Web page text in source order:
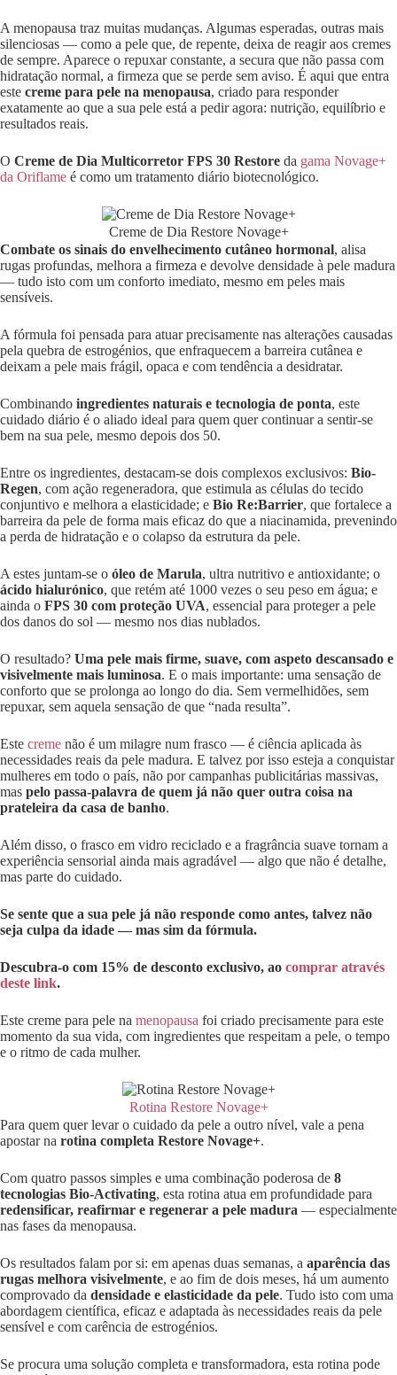
A menopausa traz muitas mudanças. Algumas esperadas, outras mais
silenciosas — como a pele que, de repente, deixa de reagir aos cremes
de sempre. Aparece o repuxar constante, a secura que não passa com
hidratação normal, a firmeza que se perde sem aviso. É aqui que entra
este creme para pele na menopausa, criado para responder
exatamente ao que a sua pele está a pedir agora: nutrição, equilíbrio e
resultados reais.
O Creme de Dia Multicorretor FPS 30 Restore da gama Novage+
da Oriflame é como um tratamento diário biotecnológico.
Creme de Dia Restore Novage+
Combate os sinais do envelhecimento cutâneo hormonal, alisa
rugas profundas, melhora a firmeza e devolve densidade à pele madura
— tudo isto com um conforto imediato, mesmo em peles mais
sensíveis.
A fórmula foi pensada para atuar precisamente nas alterações causadas
pela quebra de estrogénios, que enfraquecem a barreira cutânea e
deixam a pele mais frágil, opaca e com tendência a desidratar.
Combinando ingredientes naturais e tecnologia de ponta, este
cuidado diário é o aliado ideal para quem quer continuar a sentir-se
bem na sua pele, mesmo depois dos 50.
Entre os ingredientes, destacam-se dois complexos exclusivos: Bio-
Regen, com ação regeneradora, que estimula as células do tecido
conjuntivo e melhora a elasticidade; e Bio Re:Barrier, que fortalece a
barreira da pele de forma mais eficaz do que a niacinamida, prevenindo
a perda de hidratação e o colapso da estrutura da pele.
A estes juntam-se o óleo de Marula, ultra nutritivo e antioxidante; o
ácido hialurónico, que retém até 1000 vezes o seu peso em água; e
ainda o FPS 30 com proteção UVA, essencial para proteger a pele
dos danos do sol — mesmo nos dias nublados.
O resultado? Uma pele mais firme, suave, com aspeto descansado e
visivelmente mais luminosa. E o mais importante: uma sensação de
conforto que se prolonga ao longo do dia. Sem vermelhidões, sem
repuxar, sem aquela sensação de que “nada resulta”.
Este creme não é um milagre num frasco — é ciência aplicada às
necessidades reais da pele madura. E talvez por isso esteja a conquistar
mulheres em todo o país, não por campanhas publicitárias massivas,
mas pelo passa-palavra de quem já não quer outra coisa na
prateleira da casa de banho.
Além disso, o frasco em vidro reciclado e a fragrância suave tornam a
experiência sensorial ainda mais agradável — algo que não é detalhe,
mas parte do cuidado.
Se sente que a sua pele já não responde como antes, talvez não
seja culpa da idade — mas sim da fórmula.
Descubra-o com 15% de desconto exclusivo, ao comprar através
deste link.
Este creme para pele na menopausa foi criado precisamente para este
momento da sua vida, com ingredientes que respeitam a pele, o tempo
e o ritmo de cada mulher.
Rotina Restore Novage+
Para quem quer levar o cuidado da pele a outro nível, vale a pena
apostar na rotina completa Restore Novage+.
Com quatro passos simples e uma combinação poderosa de 8
tecnologias Bio-Activating, esta rotina atua em profundidade para
redensificar, reafirmar e regenerar a pele madura — especialmente
nas fases da menopausa.
Os resultados falam por si: em apenas duas semanas, a aparência das
rugas melhora visivelmente, e ao fim de dois meses, há um aumento
comprovado da densidade e elasticidade da pele. Tudo isto com uma
abordagem científica, eficaz e adaptada às necessidades reais da pele
sensível e com carência de estrogénios.
Se procura uma solução completa e transformadora, esta rotina pode